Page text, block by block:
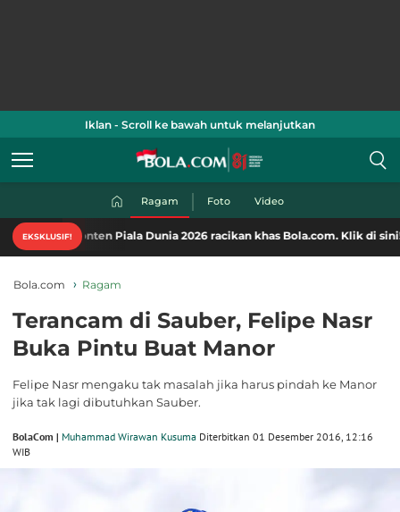
Iklan - Scroll ke bawah untuk melanjutkan
Ragam Foto Video
EKSKLUSIF!
konten Piala Dunia 2026 racikan khas Bola.com. Klik di sini!
Bola.com Ragam
Terancam di Sauber, Felipe Nasr
Buka Pintu Buat Manor
Felipe Nasr mengaku tak masalah jika harus pindah ke Manor
jika tak lagi dibutuhkan Sauber.
BolaCom | Muhammad Wirawan Kusuma Diterbitkan 01 Desember 2016, 12:16
WIB